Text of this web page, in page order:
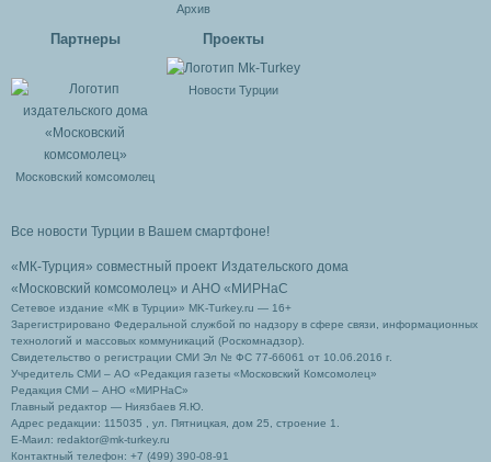
Архив
Партнеры
Московский комсомолец
Проекты
Новости Турции
Все новости Турции в Вашем смартфоне!
«МК-Турция» совместный проект Издательского дома
«Московский комсомолец» и АНО «МИРНаС
Сетевое издание «МК в Турции» MK-Turkey.ru — 16+
Зарегистрировано Федеральной службой по надзору в сфере связи, информационных
технологий и массовых коммуникаций (Роскомнадзор).
Свидетельство о регистрации СМИ Эл № ФС 77-66061 от 10.06.2016 г.
Учредитель СМИ – АО «Редакция газеты «Московский Комсомолец»
Редакция СМИ – АНО «МИРНаС»
Главный редактор — Ниязбаев Я.Ю.
Адрес редакции: 115035 , ул. Пятницкая, дом 25, строение 1.
Е-Маил: redaktor@mk-turkey.ru
Контактный телефон: +7 (499) 390-08-91